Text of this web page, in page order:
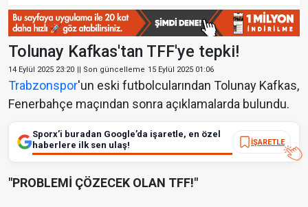
Tolunay Kafkas'tan TFF'ye tepki!
14 Eylül 2025 23:20 || Son güncelleme 15 Eylül 2025 01:06
Trabzonspor'un eski futbolcularından Tolunay Kafkas,
Fenerbahçe maçından sonra açıklamalarda bulundu.
Sporx’i buradan Google’da işaretle, en özel
haberlere ilk sen ulaş!
İŞARETLE
"PROBLEMİ ÇÖZECEK OLAN TFF!"